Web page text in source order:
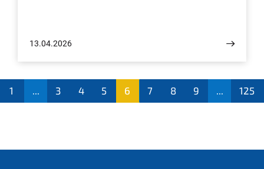
13.04.2026
1 ... 3 4 5
6
7 8 9 ... 125